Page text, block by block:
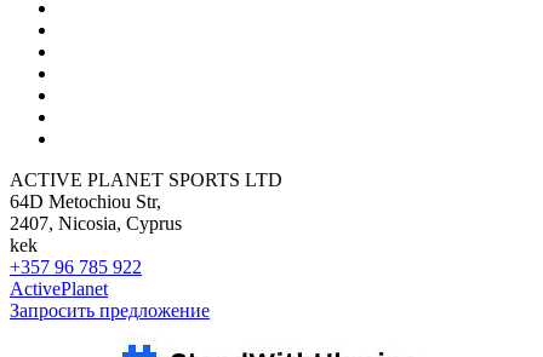
ACTIVE PLANET SPORTS LTD
64D Metochiou Str,
2407, Nicosia, Cyprus
kek
+357 96 785 922
ActivePlanet
Запросить предложение